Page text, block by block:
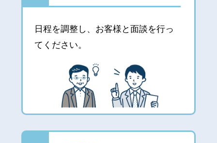
日程を調整し、お客様と面談を行っ
てください。